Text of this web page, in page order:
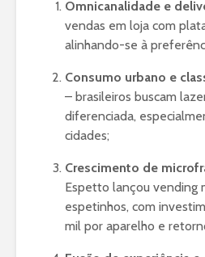
Omnicanalidade e
vendas em loja com
alinhando-se à
Consumo urbano e
– brasileiros buscam
diferenciada,
cidades;
Crescimento de
Espetto lançou vending
espetinhos, com
mil por aparelho e